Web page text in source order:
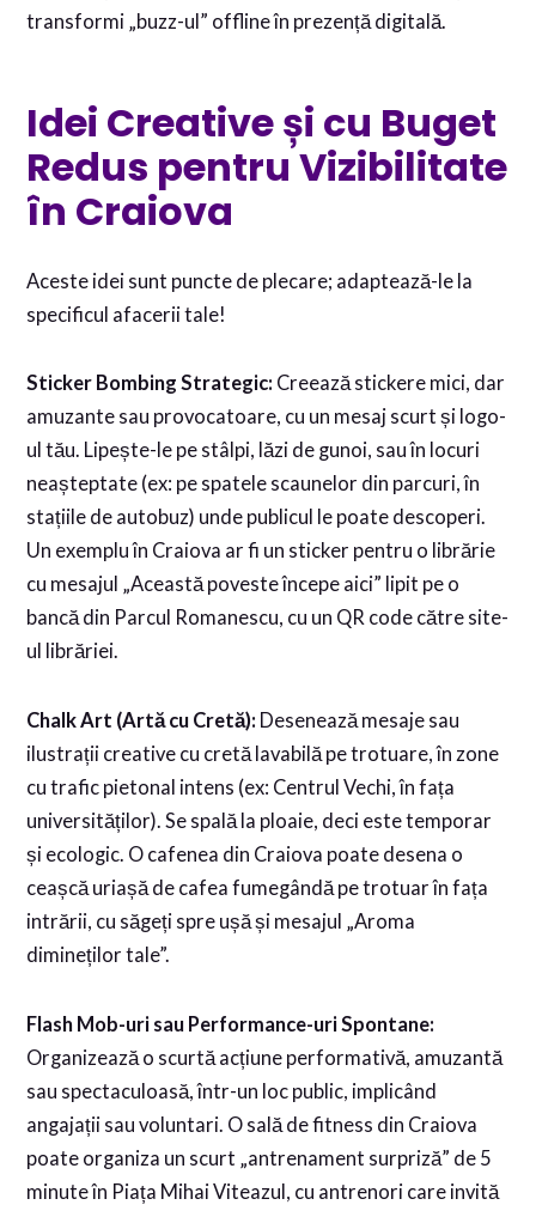
transformi „buzz-ul” offline în prezență digitală.
Idei Creative și cu Buget
Redus pentru Vizibilitate
în Craiova
Aceste idei sunt puncte de plecare; adaptează-le la
specificul afacerii tale!
Sticker Bombing Strategic: Creează stickere mici, dar
amuzante sau provocatoare, cu un mesaj scurt și logo-
ul tău. Lipește-le pe stâlpi, lăzi de gunoi, sau în locuri
neașteptate (ex: pe spatele scaunelor din parcuri, în
stațiile de autobuz) unde publicul le poate descoperi.
Un exemplu în Craiova ar fi un sticker pentru o librărie
cu mesajul „Această poveste începe aici” lipit pe o
bancă din Parcul Romanescu, cu un QR code către site-
ul librăriei.
Chalk Art (Artă cu Cretă): Desenează mesaje sau
ilustrații creative cu cretă lavabilă pe trotuare, în zone
cu trafic pietonal intens (ex: Centrul Vechi, în fața
universităților). Se spală la ploaie, deci este temporar
și ecologic. O cafenea din Craiova poate desena o
ceașcă uriașă de cafea fumegândă pe trotuar în fața
intrării, cu săgeți spre ușă și mesajul „Aroma
dimineților tale”.
Flash Mob-uri sau Performance-uri Spontane:
Organizează o scurtă acțiune performativă, amuzantă
sau spectaculoasă, într-un loc public, implicând
angajații sau voluntari. O sală de fitness din Craiova
poate organiza un scurt „antrenament surpriză” de 5
minute în Piața Mihai Viteazul, cu antrenori care invită